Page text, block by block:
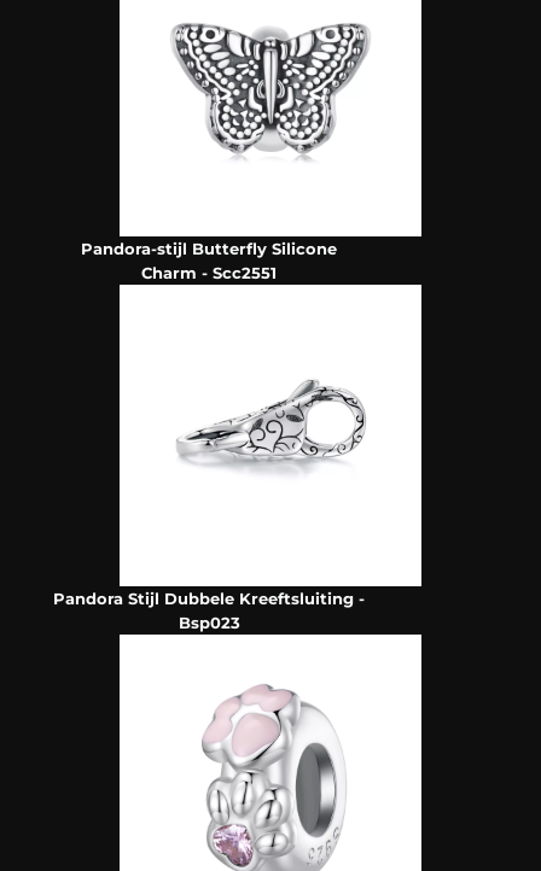
Pandora-stijl Butterfly Silicone
Charm - Scc2551
Pandora Stijl Dubbele Kreeftsluiting -
Bsp023